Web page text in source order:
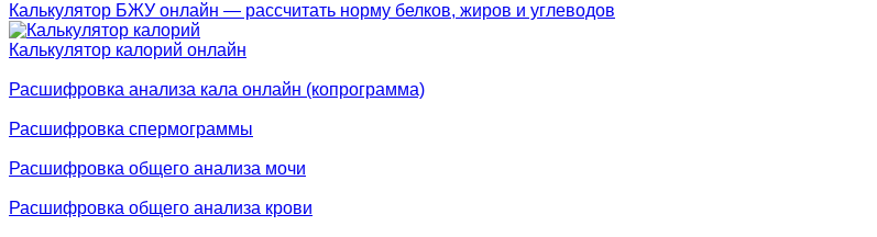
Калькулятор БЖУ онлайн — рассчитать норму белков, жиров и углеводов
Калькулятор калорий онлайн
Расшифровка анализа кала онлайн (копрограмма)
Расшифровка спермограммы
Расшифровка общего анализа мочи
Расшифровка общего анализа крови